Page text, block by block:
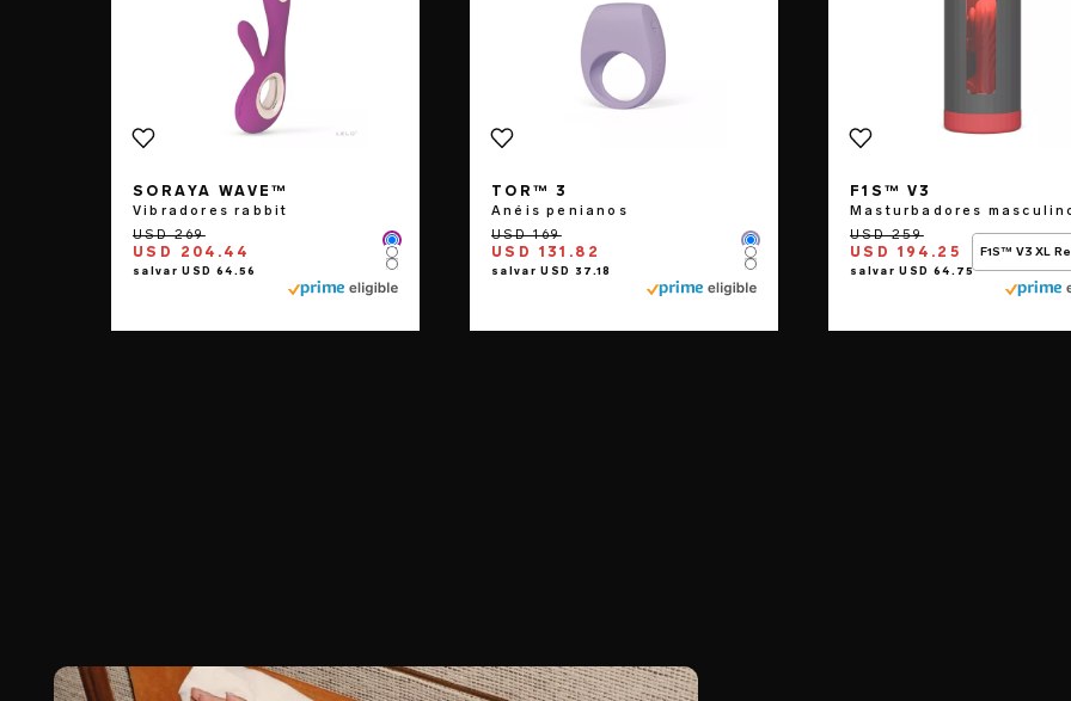
SORAYA WAVE™
Vibradores rabbit
USD 204.44 Color
Color
Color
TOR™ 3
Anéis penianos
USD 131.82 Color
Color
Color
F1S™ V3
Masturbadores
USD 194.25 F1S™ V3 XL